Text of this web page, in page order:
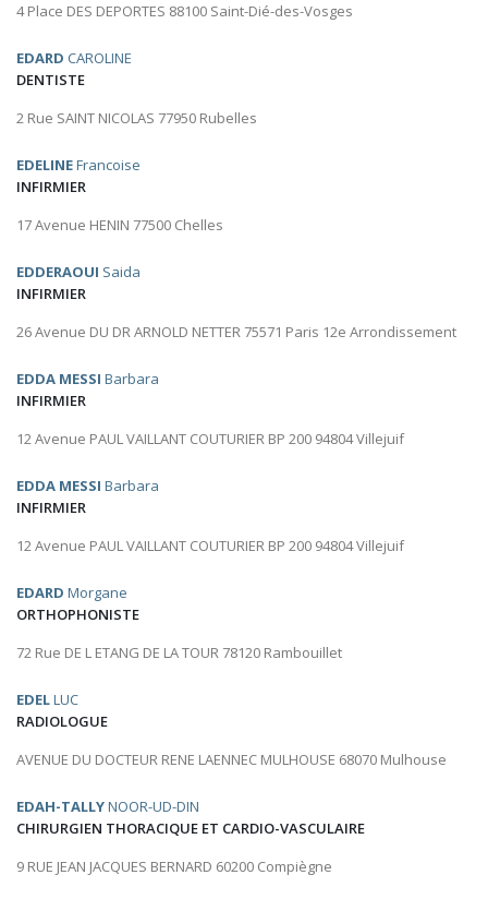
4 Place DES DEPORTES 88100 Saint-Dié-des-Vosges
EDARD CAROLINE
DENTISTE
2 Rue SAINT NICOLAS 77950 Rubelles
EDELINEFrancoise
INFIRMIER
17 Avenue HENIN 77500 Chelles
EDDERAOUI Saida
INFIRMIER
26 Avenue DU DR ARNOLD NETTER 75571 Paris 12e Arrondissement
EDDA MESSI Barbara
INFIRMIER
12 Avenue PAUL VAILLANT COUTURIER BP 200 94804 Villejuif
EDDA MESSI Barbara
INFIRMIER
12 Avenue PAUL VAILLANT COUTURIER BP 200 94804 Villejuif
EDARD Morgane
ORTHOPHONISTE
72 Rue DE L ETANG DE LA TOUR 78120 Rambouillet
EDELLUC
RADIOLOGUE
AVENUE DU DOCTEUR RENE LAENNEC MULHOUSE 68070 Mulhouse
EDAH-TALLYNOOR-UD-DIN
CHIRURGIEN THORACIQUE ET CARDIO-VASCULAIRE
9 RUE JEAN JACQUES BERNARD 60200 Compiègne